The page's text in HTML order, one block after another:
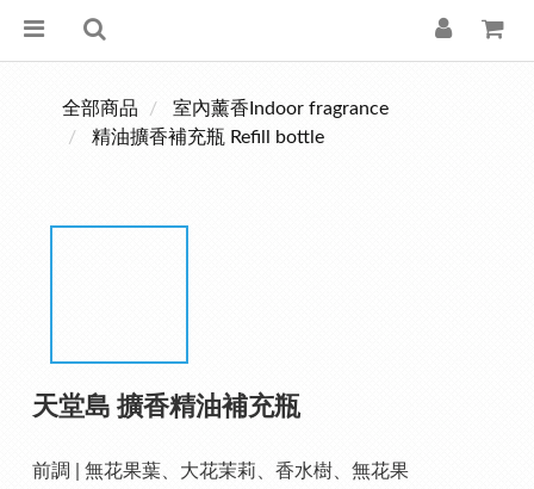
全部商品
室內薰香Indoor fragrance
精油擴香補充瓶 Refill bottle
天堂島 擴香精油補充瓶
前調 | 無花果葉、大花茉莉、香水樹、無花果